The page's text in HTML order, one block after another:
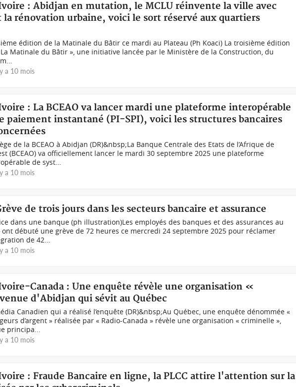
: Abidjan en mutation, le MCLU réinvente la ville avec
la rénovation urbaine, voici le sort réservé aux quartiers
édition de la Matinale du Bâtir ce mardi au Plateau (Ph Koaci) La troisième édition
Matinale du Bâtir », une initiative lancée par le Ministère de la Construction, du
a 10 mois
: La BCEAO va lancer mardi une plateforme interopérable
paiement instantané (PI-SPI), voici les structures bancaires
de la BCEAO à Abidjan (DR)&nbsp;La Banque Centrale des Etats de l’Afrique de
(BCEAO) va officiellement lancer le mardi 30 septembre 2025 une plateforme
de syst...
a 10 mois
de trois jours dans les secteurs bancaire et assurance
dans une banque (ph illustration)Les employés des banques et des assurances au
ont débuté une grève de 72 heures ce mercredi 24 septembre 2025 pour réclamer
de 42...
a 10 mois
Canada : Une enquête révèle une organisation «
d'Abidjan qui sévit au Québec
Canadien qui a réalisé l’enquête (DR)&nbsp;Au Québec, une enquête dénommée «
d’argent » réalisée par « Radio-Canada » révèle une organisation « criminelle »,
principa...
a 10 mois
: Fraude Bancaire en ligne, la PLCC attire l'attention sur la